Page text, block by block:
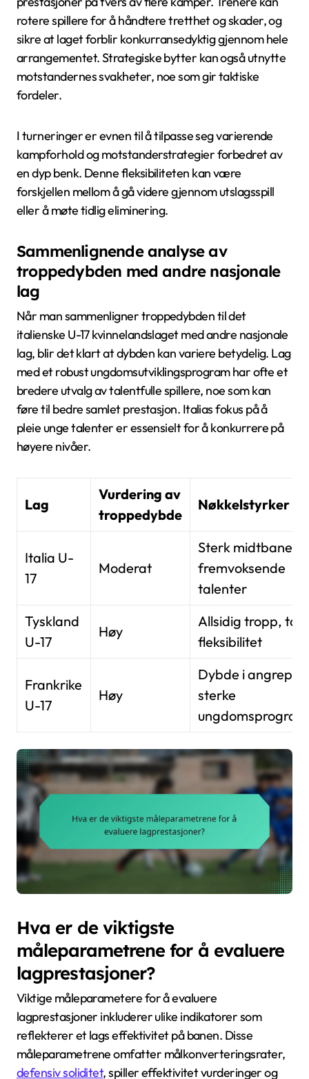
rotere spillere for å håndtere tretthet og skader, og
sikre at laget forblir konkurransedyktig gjennom hele
arrangementet. Strategiske bytter kan også utnytte
motstandernes svakheter, noe som gir taktiske
fordeler.
I turneringer er evnen til å tilpasse seg varierende
kampforhold og motstanderstrategier forbedret av
en dyp benk. Denne fleksibiliteten kan være
forskjellen mellom å gå videre gjennom utslagsspill
eller å møte tidlig eliminering.
Sammenlignende analyse av
troppedybden med andre nasjonale
lag
Når man sammenligner troppedybden til det
italienske U-17 kvinnelandslaget med andre nasjonale
lag, blir det klart at dybden kan variere betydelig. Lag
med et robust ungdomsutviklingsprogram har ofte et
bredere utvalg av talentfulle spillere, noe som kan
føre til bedre samlet prestasjon. Italias fokus på å
pleie unge talenter er essensielt for å konkurrere på
høyere nivåer.
Lag
Vurdering av
troppedybde
Nøkkelstyrker
Italia U-
17
Moderat
Sterk midtbane,
fremvoksende
talenter
Tyskland
U-17
Høy
Allsidig tropp,
fleksibilitet
Frankrike
U-17
Høy
Dybde i angrep,
sterke
Hva er de viktigste
måleparametrene for å evaluere
lagprestasjoner?
Viktige måleparametere for å evaluere
lagprestasjoner inkluderer ulike indikatorer som
reflekterer et lags effektivitet på banen. Disse
måleparametrene omfatter målkonverteringsrater,
defensiv soliditet, spiller effektivitet vurderinger og